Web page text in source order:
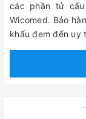
các phần tử
Wicomed. Bảo
khẩu đem đến uy